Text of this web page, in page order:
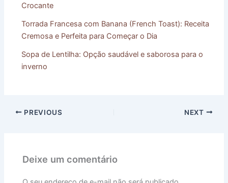
Crocante
Torrada Francesa com Banana (French Toast): Receita
Cremosa e Perfeita para Começar o Dia
Sopa de Lentilha: Opção saudável e saborosa para o
inverno
PREVIOUS NEXT
Deixe um comentário